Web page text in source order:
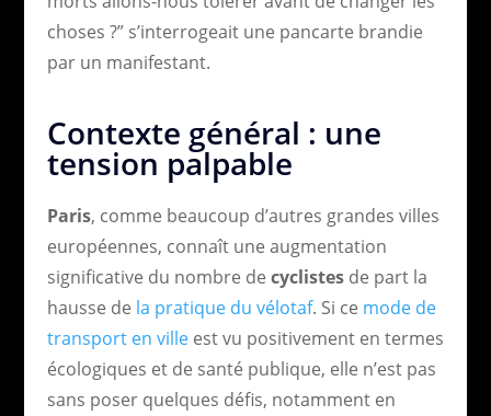
choses ?” s’interrogeait une pancarte brandie
par un manifestant.
Contexte général : une
tension palpable
Paris, comme beaucoup d’autres grandes villes
européennes, connaît une augmentation
significative du nombre de cyclistesde part la
hausse de la pratique du vélotaf. Si ce mode de
transport en villeest vu positivement en termes
écologiques et de santé publique, elle n’est pas
sans poser quelques défis, notamment en